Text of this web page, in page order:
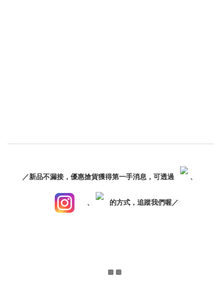
／新品不漏接，優惠搶貨獲得第一手消息，可透過 、
、 的方式，追蹤我們喔／